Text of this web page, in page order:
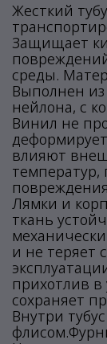
Жесткий
Защищает
среды.
Выполнен
нейлона, с
Винил не
влияют
температур,
Лямки и
ткань
и не теряет
прихотлив в
сохраняет
Внутри